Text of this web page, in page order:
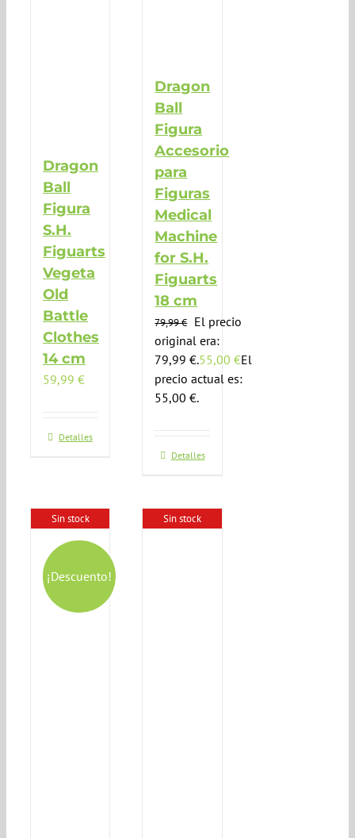
Dragon
Ball
Figura
S.H.
Figuarts
Vegeta
Old
Battle
Clothes
14 cm
59,99 €
Detalles
Dragon
Ball
Figura
Accesorio
para
Figuras
Medical
Machine
for S.H.
Figuarts
18 cm
79,99€ El precio
original era:
79,99 €.55,00€El
precio actual es:
55,00 €.
Detalles
Sin stock
¡Descuento!
Sin stock